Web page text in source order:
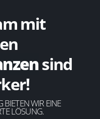
mit
sind
BIETEN WIR EINE
LÖSUNG.